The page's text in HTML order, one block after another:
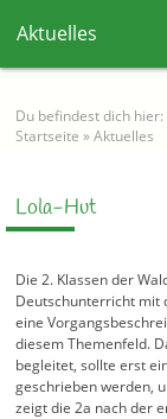
Aktuelles
Du befindest dich hier:
Startseite »Aktuelles
Lola-Hut
Die 2. Klassen der
Deutschunterricht mit
eine
diesem Themenfeld.
begleitet, sollte erst
geschrieben werden,
zeigt die 2a nach der